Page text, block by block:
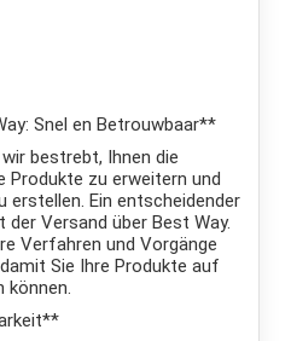
Snel en Betrouwbaar**
bestrebt, Ihnen die
Produkte zu erweitern und
erstellen. Ein entscheidender
Versand über Best Way.
Verfahren und Vorgänge
Sie Ihre Produkte auf
können.